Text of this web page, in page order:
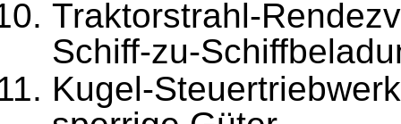
Traktorstrahl-
Schiff-zu-
Kugel-